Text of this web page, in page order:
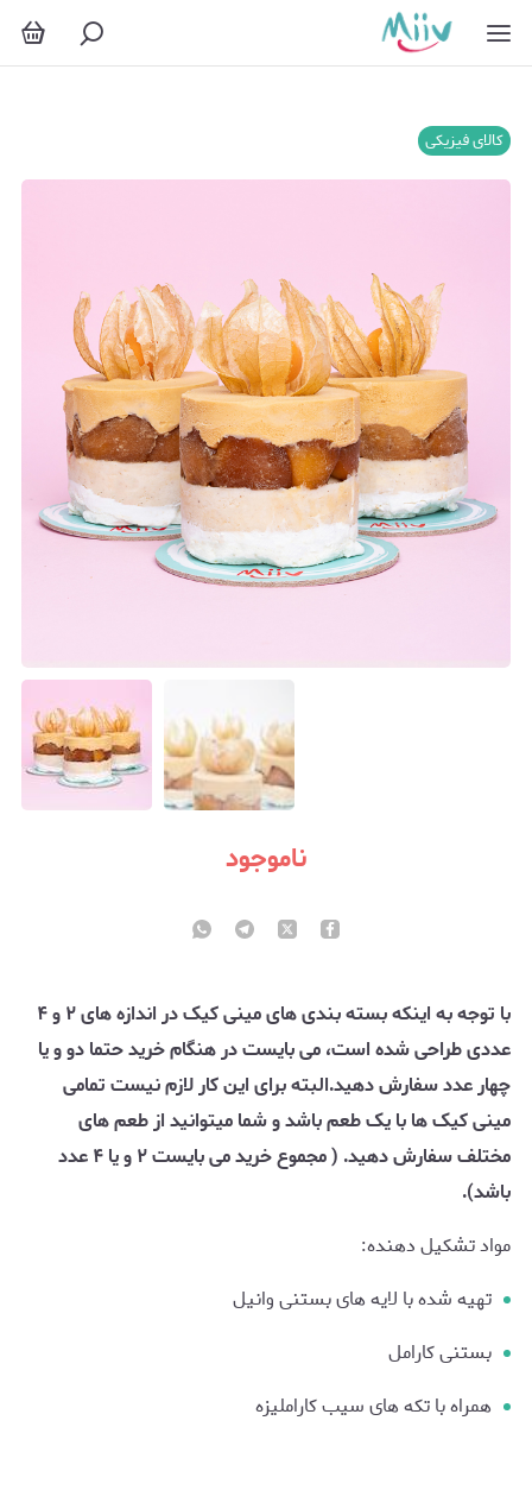
کالای فیزیکی
ناموجود
با توجه به اینکه بسته بندی های مینی کیک در اندازه های ۲ و ۴
عددی طراحی شده است، می بایست در هنگام خرید حتما دو و یا
چهار عدد سفارش دهید.البته برای این کار لازم نیست تمامی
مینی کیک ها با یک طعم باشد و شما میتوانید از طعم های
مختلف سفارش دهید. ( مجموع خرید می بایست ۲ و یا ۴ عدد
باشد).
مواد تشکیل دهنده:
تهیه شده با لایه های بستنی وانیل
بستنی کارامل
همراه با تکه های سیب کاراملیزه